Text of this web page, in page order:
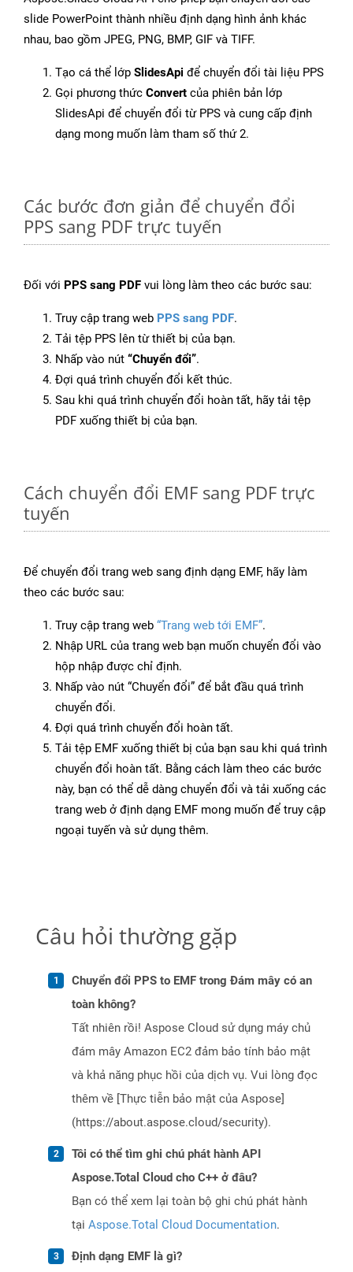
slide PowerPoint thành nhiều định dạng hình ảnh khác
nhau, bao gồm JPEG, PNG, BMP, GIF và TIFF.
Tạo cá thể lớp SlidesApi để chuyển đổi tài liệu PPS
Gọi phương thức Convert của phiên bản lớp
SlidesApi để chuyển đổi từ PPS và cung cấp định
dạng mong muốn làm tham số thứ 2.
Các bước đơn giản để chuyển đổi
PPS sang PDF trực tuyến
Đối với PPS sang PDF vui lòng làm theo các bước sau:
Truy cập trang web PPS sang PDF.
Tải tệp PPS lên từ thiết bị của bạn.
Nhấp vào nút “Chuyển đổi”.
Đợi quá trình chuyển đổi kết thúc.
Sau khi quá trình chuyển đổi hoàn tất, hãy tải tệp
PDF xuống thiết bị của bạn.
Cách chuyển đổi EMF sang PDF trực
tuyến
Để chuyển đổi trang web sang định dạng EMF, hãy làm
theo các bước sau:
Truy cập trang web “Trang web tới EMF”.
Nhập URL của trang web bạn muốn chuyển đổi vào
hộp nhập được chỉ định.
Nhấp vào nút “Chuyển đổi” để bắt đầu quá trình
chuyển đổi.
Đợi quá trình chuyển đổi hoàn tất.
Tải tệp EMF xuống thiết bị của bạn sau khi quá trình
chuyển đổi hoàn tất. Bằng cách làm theo các bước
này, bạn có thể dễ dàng chuyển đổi và tải xuống các
trang web ở định dạng EMF mong muốn để truy cập
ngoại tuyến và sử dụng thêm.
Câu hỏi thường gặp
Chuyển đổi PPS to EMF trong Đám mây có an
toàn không?
Tất nhiên rồi! Aspose Cloud sử dụng máy chủ
đám mây Amazon EC2 đảm bảo tính bảo mật
và khả năng phục hồi của dịch vụ. Vui lòng đọc
thêm về [Thực tiễn bảo mật của Aspose]
(https://about.aspose.cloud/security).
Tôi có thể tìm ghi chú phát hành API
Aspose.Total Cloud cho C++ ở đâu?
Bạn có thể xem lại toàn bộ ghi chú phát hành
tại Aspose.Total Cloud Documentation.
Định dạng EMF là gì?